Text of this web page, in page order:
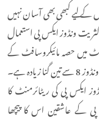
کے لیے کبھی بھی آسان نہیں
ونڈوز ایکس پی استعمال
میں حصہ مائیکروسافٹ کے
متعارف کرائے گئے نئے آپریٹنگ سسٹم ونڈوز 8 سے تین گنا زیادہ ہے۔
ایکس پی کی ریٹائرمنٹ کا
کے عاشقین اس کا پیچھا